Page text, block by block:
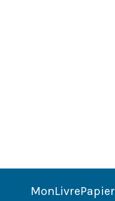
MonLivrePapier